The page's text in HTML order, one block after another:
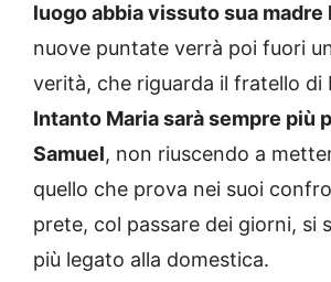
luogo abbia vissuto sua madre
nuove puntate verrà poi fuori
verità, che riguarda il fratello di
Intanto Maria sarà sempre più
Samuel, non riuscendo a
quello che prova nei suoi
prete, col passare dei giorni, si
più legato alla domestica.